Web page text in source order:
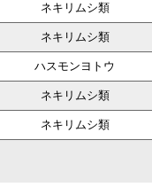
ネキリムシ類
ネキリムシ類
ハスモンヨトウ
ネキリムシ類
ネキリムシ類